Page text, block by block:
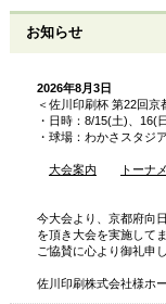
お知らせ
2026年8月3日
＜佐川印刷杯 第22回
・日時：8/15(土)、16(
・球場：わかさスタジ
大会案内 トーナ
今大会より、京都府向
を頂き大会を実施して
ご協賛に心より御礼申
佐川印刷株式会社様ホ